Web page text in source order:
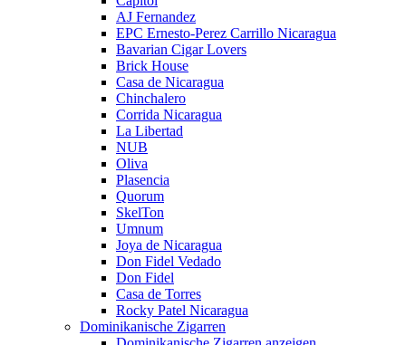
AJ Fernandez
EPC Ernesto-Perez Carrillo Nicaragua
Bavarian Cigar Lovers
Brick House
Casa de Nicaragua
Chinchalero
Corrida Nicaragua
La Libertad
NUB
Oliva
Plasencia
Quorum
SkelTon
Umnum
Joya de Nicaragua
Don Fidel Vedado
Don Fidel
Casa de Torres
Rocky Patel Nicaragua
Dominikanische Zigarren